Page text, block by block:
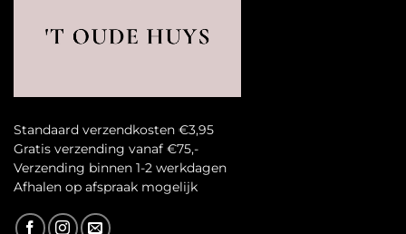
Standaard verzendkosten €3,95
Gratis verzending vanaf €75,-
Verzending binnen 1-2 werkdagen
Afhalen op afspraak mogelijk